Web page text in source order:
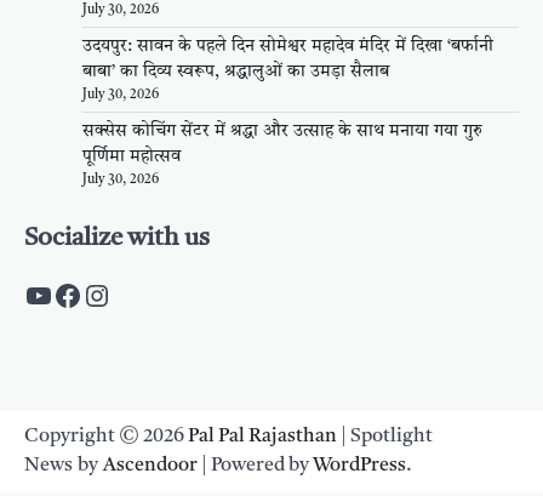
July 30, 2026
उदयपुर: सावन के पहले दिन सोमेश्वर महादेव मंदिर में दिखा ‘बर्फानी
बाबा’ का दिव्य स्वरूप, श्रद्धालुओं का उमड़ा सैलाब
July 30, 2026
सक्सेस कोचिंग सेंटर में श्रद्धा और उत्साह के साथ मनाया गया गुरु
पूर्णिमा महोत्सव
July 30, 2026
Socialize with us
https://www.youtube.com/c/
https://www.facebook.com/
Instagram
Copyright © 2026Pal Pal Rajasthan | Spotlight
News byAscendoor | Powered byWordPress.